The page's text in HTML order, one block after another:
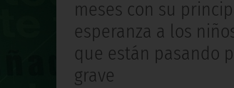
meses con su
esperanza a los
que están pasando
grave